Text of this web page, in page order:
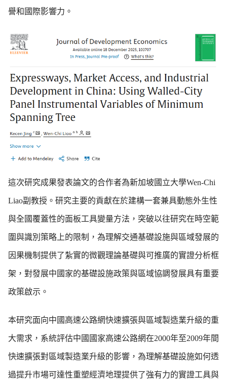
譽和國際影響力。
這次研究成果發表論文的合作者為新加坡國立大學Wen-Chi
Liao副教授。研究主要的貢獻在於建構一套兼具動態外生性
與全國覆蓋性的面板工具變量方法，突破以往研究在時空範
圍與識別策略上的限制，為理解交通基礎設施與區域發展的
因果機制提供了紮實的微觀理論基礎與可推廣的實證分析框
架，對發展中國家的基礎設施政策與區域協調發展具有重要
政策啟示。
本研究面向中國高速公路網快速擴張與區域製造業升級的重
大需求，系統評估中國國家高速公路網在2000年至2009年間
快速擴張對區域製造業升級的影響，為理解基礎設施如何透
過提升市場可達性重塑經濟地理提供了強有力的實證工具與